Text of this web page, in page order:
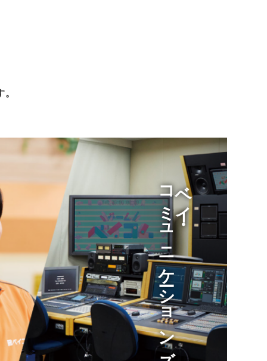
ベイ・
コミュニケーションズ